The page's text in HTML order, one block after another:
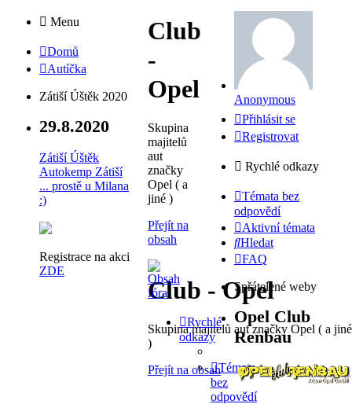
Menu
Domů
Autíčka
Zátiší Úštěk 2020
29.8.2020
Zátiší Úštěk
Autokemp Zátiší
... prostě u Milana
:)
Registrace na akci
ZDE
Club
-
Opel
Skupina
majitelů
aut
značky
Opel ( a
jiné )
Přejít na
obsah
Club - Opel
Skupina majitelů aut značky Opel ( a jiné
)
Přejít na obsah
Rychlé
odkazy
Témata
bez
odpovědí
Anonymous
Přihlásit se
Registrovat
Rychlé odkazy
Témata bez
odpovědí
Aktivní témata
Hledat
FAQ
Spřátelené weby
Opel Club
Renbau